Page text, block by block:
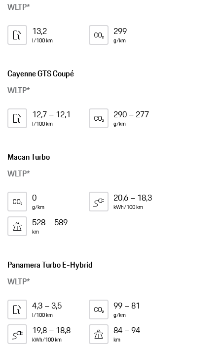
WLTP*
13,2
l/100 km
299
g/km
Cayenne GTS Coupé
WLTP*
12,7 – 12,1
l/100 km
290 – 277
g/km
Macan Turbo
WLTP*
0
g/km
20,6 – 18,3
kWh/100 km
528 – 589
km
Panamera Turbo E-Hybrid
WLTP*
4,3 – 3,5
l/100 km
99 – 81
g/km
19,8 – 18,8
kWh/100 km
84 – 94
km